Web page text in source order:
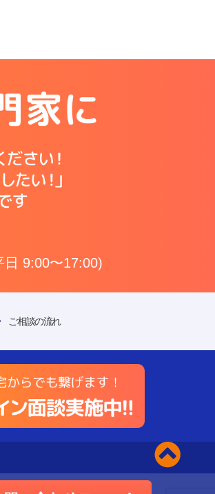
日 9:00〜17:00)
ご相談の流れ